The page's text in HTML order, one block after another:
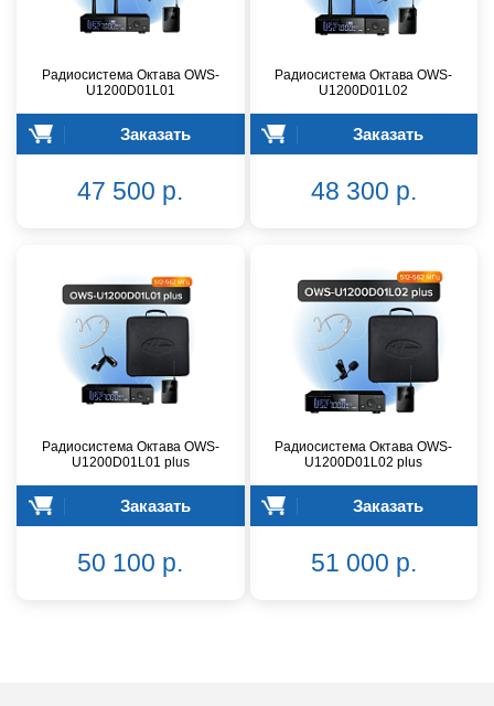
Радиосистема Октава OWS-
U1200D01L01
Заказать
47 500 р.
Радиосистема Октава OWS-
U1200D01L02
Заказать
48 300 р.
Радиосистема Октава OWS-
U1200D01L01 plus
Заказать
50 100 р.
Радиосистема Октава OWS-
U1200D01L02 plus
Заказать
51 000 р.